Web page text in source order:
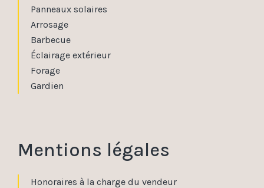
Panneaux solaires
Arrosage
Barbecue
Éclairage extérieur
Forage
Gardien
Mentions légales
Honoraires à la charge du vendeur